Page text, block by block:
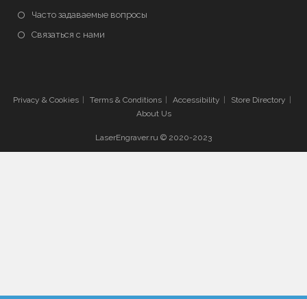
Часто задаваемые вопросы
Связаться с нами
Privacy & Cookies Terms & Conditions Accessibility
Store Directory
About Us
LaserEngraver.ru © 2020-2023